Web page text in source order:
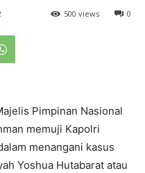
0
500 views
Pimpinan Nasional
memuji Kapolri
menangani kasus
Yoshua Hutabarat atau